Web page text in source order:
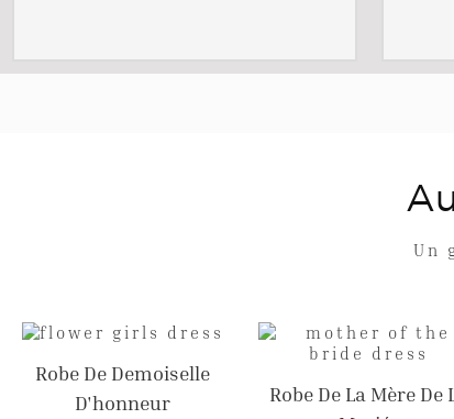
Un
Robe De Demoiselle
D'honneur
Robe De La Mère De